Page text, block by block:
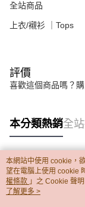
全站商品
上衣/襯衫 ｜Tops
評價
喜歡這個商品嗎？
本分類熱銷全
熱門標籤
本網站中使用 cookie，
望在電腦上使用 cookie
權條款 」之 Cookie 聲
用條款之 Cookie 聲明使
了解更多 >